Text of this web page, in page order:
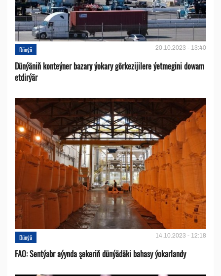
Dünýä 20.10.2023 - 13:40
Dünýäniň konteýner bazary ýokary görkezijilere ýetmegini dowam
etdirýär
Dünýä 14.10.2023 - 12:18
FAO: Sentýabr aýynda şekeriň dünýädäki bahasy ýokarlandy